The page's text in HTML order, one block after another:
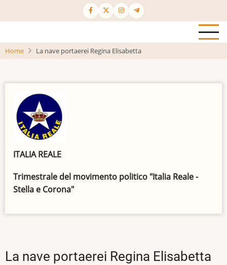
al
principale
Home La nave portaerei Regina Elisabetta
ITALIA REALE
Trimestrale del movimento politico "Italia Reale -
Stella e Corona"
La nave portaerei Regina Elisabetta